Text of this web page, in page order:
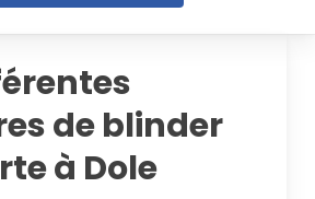
de blinder
à Dole